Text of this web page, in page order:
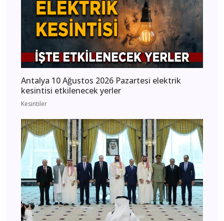
Antalya 10 Ağustos 2026 Pazartesi elektrik
kesintisi etkilenecek yerler
Kesintiler